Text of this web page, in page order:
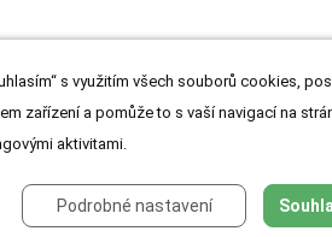
s využitím všech souborů cookies,
zařízení a pomůže to s vaší navigací na
aktivitami.
Podrobné nastavení